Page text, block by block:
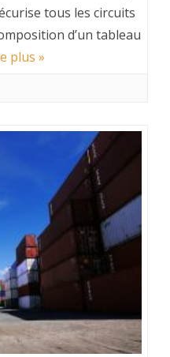
tous les circuits
d’un tableau
plus »